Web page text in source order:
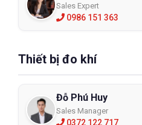
Sales Expert
0986 151 363
Thiết bị đo khí
Đỗ Phú Huy
Sales Manager
0372 122 717